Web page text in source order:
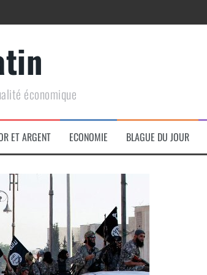
de conquête géopolitique massive
économique
ET ARGENT ECONOMIE BLAGUE DU JOUR